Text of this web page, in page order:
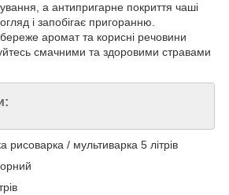
а антипригарне покриття чаші
і запобігає пригоранню.
аромат та корисні речовини
смачними та здоровими стравами
рисоварка / мультиварка 5 літрів